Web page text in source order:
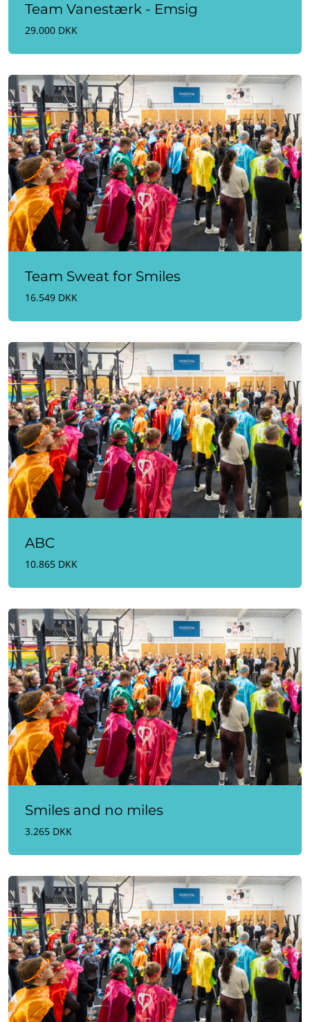
Team Vanestærk - Emsig
29.000 DKK
Team Sweat for Smiles
16.549 DKK
ABC
10.865 DKK
Smiles and no miles
3.265 DKK